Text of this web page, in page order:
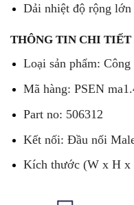
Dải nhiệt độ rộng lớn
THÔNG TIN CHI TIẾT
Loại sản phẩm: Công
Mã hàng: PSEN
Part no: 506312
Kết nối: Đầu nối
Kích thước (W x H x